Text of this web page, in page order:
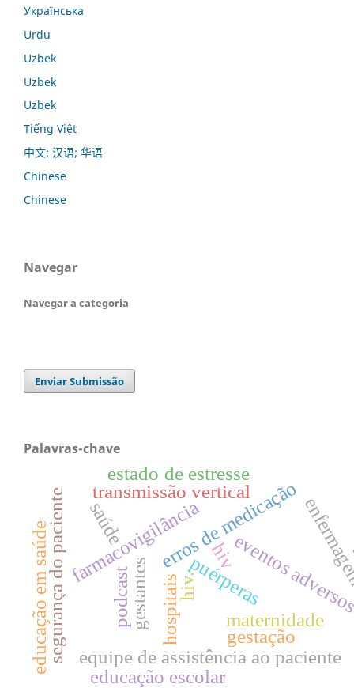
Українська
Urdu
Uzbek
Uzbek
Uzbek
Tiếng Việt
中文; 汉语; 华语
Chinese
Chinese
Navegar
Navegar a categoria
Enviar Submissão
Palavras-chave
gestantes puérperas
maternidade
erros de medicação
hospitais
farmacovigilância eventos
segurança do paciente
educação em saúde equipe de assistência ao paciente
hiv
gestação
transmissão vertical
hiv.
educação escolar
saúde
podcast
estado de estresse